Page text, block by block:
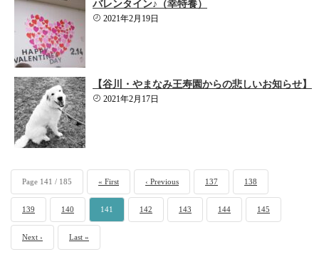
バレンタイン♪（幸特養）
2021年2月19日
【谷川・やまなみ王寿園からの悲しいお知らせ】
2021年2月17日
Page 141 / 185 « First ‹ Previous 137 138
139 140 141 142 143 144 145
Next › Last »